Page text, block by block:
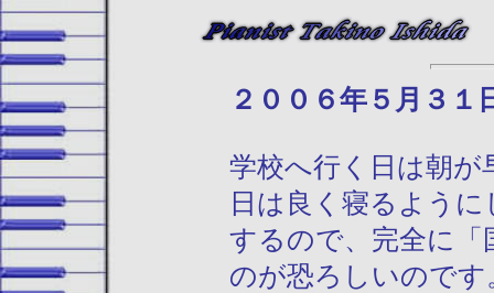
２００６年５
学校へ行く日は朝が
日は良く寝るよう
するので、完全に
のが恐ろしいのです